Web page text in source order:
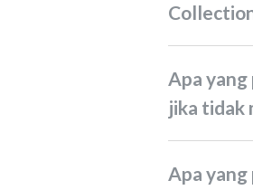
Apa yang perlu saya lakukan
jika tidak
Apa yang perlu saya lakukan